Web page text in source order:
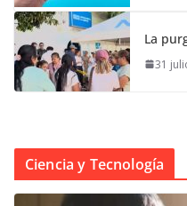
La
31
Ciencia y Tecnología